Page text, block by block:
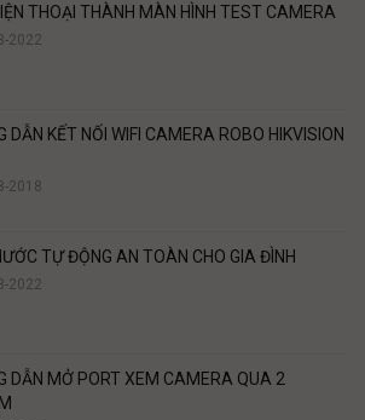
THOẠI THÀNH MÀN HÌNH TEST CAMERA
2022
DẪN KẾT NỐI WIFI CAMERA ROBO HIKVISION
2018
TỰ ĐỘNG AN TOÀN CHO GIA ĐÌNH
2022
DẪN MỞ PORT XEM CAMERA QUA 2